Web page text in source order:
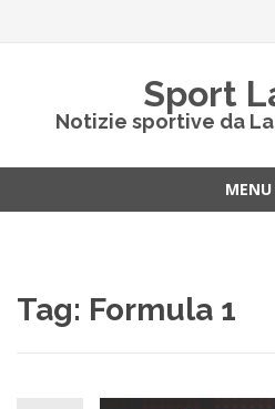
Sport
Notizie sportive da
MENU
Tag: Formula 1